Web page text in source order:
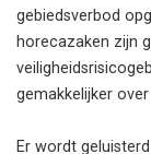
gebiedsverbod
horecazaken zijn
gemakkelijker
Er wordt